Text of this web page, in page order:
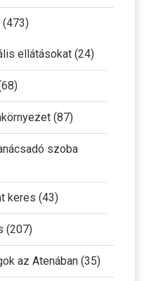
ellátásokat (24)
(87)
szoba
keres (43)
(207)
az Atenában (35)